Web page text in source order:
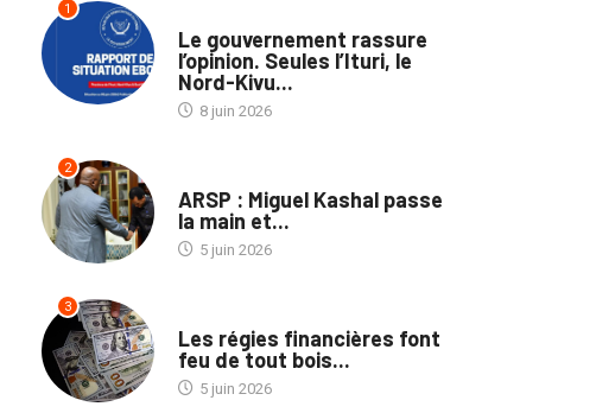
1
Le gouvernement rassure
l’opinion. Seules l’Ituri, le
Nord-Kivu...
8 juin 2026
2
ARSP : Miguel Kashal passe
la main et...
5 juin 2026
3
Les régies financières font
feu de tout bois...
5 juin 2026